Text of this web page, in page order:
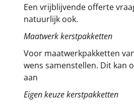
Een vrijblijvende offerte
natuurlijk ook.
Maatwerk kerstpakketten
Voor maatwerkpakketten
wens samenstellen. Dit kan
aan
Eigen keuze kerstpakketten